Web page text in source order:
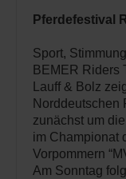
Pferdefestival
Sport,
BEMER Riders
Lauff & Bolz
Norddeutschen
zunächst um
im Championat
Vorpommern
Am Sonntag